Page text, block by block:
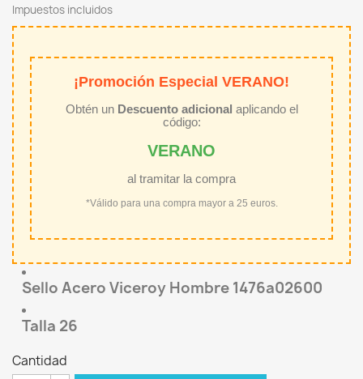
Impuestos incluidos
¡Promoción Especial VERANO!
Obtén un Descuento adicional aplicando el
código:
VERANO
al tramitar la compra
*Válido para una compra mayor a 25 euros.
Sello Acero Viceroy Hombre 1476a02600
Talla 26
Cantidad